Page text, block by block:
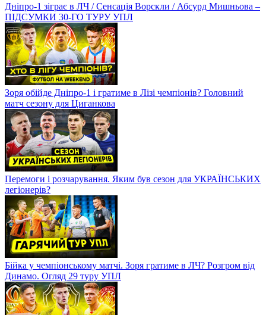
Дніпро-1 зіграє в ЛЧ / Сенсація Ворскли / Абсурд Мишньова –
ПІДСУМКИ 30-ГО ТУРУ УПЛ
Зоря обійде Дніпро-1 і гратиме в Лізі чемпіонів? Головний
матч сезону для Циганкова
Перемоги і розчарування. Яким був сезон для УКРАЇНСЬКИХ
легіонерів?
Бійка у чемпіонському матчі. Зоря гратиме в ЛЧ? Розгром від
Динамо. Огляд 29 туру УПЛ